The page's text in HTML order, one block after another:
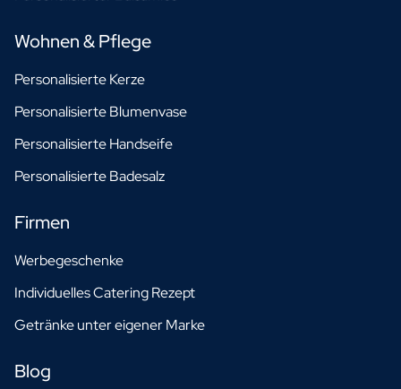
Wohnen & Pflege
Personalisierte Kerze
Personalisierte Blumenvase
Personalisierte Handseife
Personalisierte Badesalz
Firmen
Werbegeschenke
Individuelles Catering Rezept
Getränke unter eigener Marke
Blog